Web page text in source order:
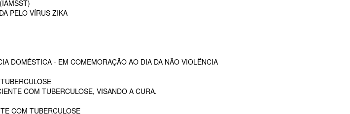
PELO VÍRUS ZIKA
DOMÉSTICA - EM COMEMORAÇÃO AO DIA DA NÃO VIOLÊNCIA
COM TUBERCULOSE, VISANDO A CURA.
COM TUBERCULOSE